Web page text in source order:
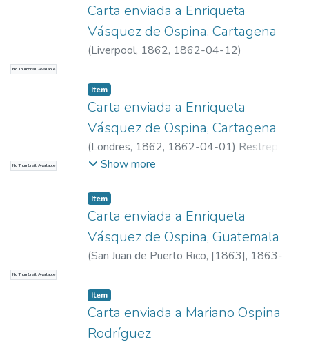
No Thumbnail Available
Carta enviada a Enriqueta
Vásquez de Ospina, Cartagena
(Liverpool, 1862, 1862-04-12)
No Thumbnail Available
Item
Carta enviada a Enriqueta
Vásquez de Ospina, Cartagena
(Londres, 1862, 1862-04-01) Restrepo
Restrepo, Marcelino, 1804-1879
Show more
No Thumbnail Available
Item
Carta enviada a Enriqueta
Vásquez de Ospina, Guatemala
(San Juan de Puerto Rico, [1863], 1863-
Item
Carta enviada a Mariano Ospina
Rodríguez